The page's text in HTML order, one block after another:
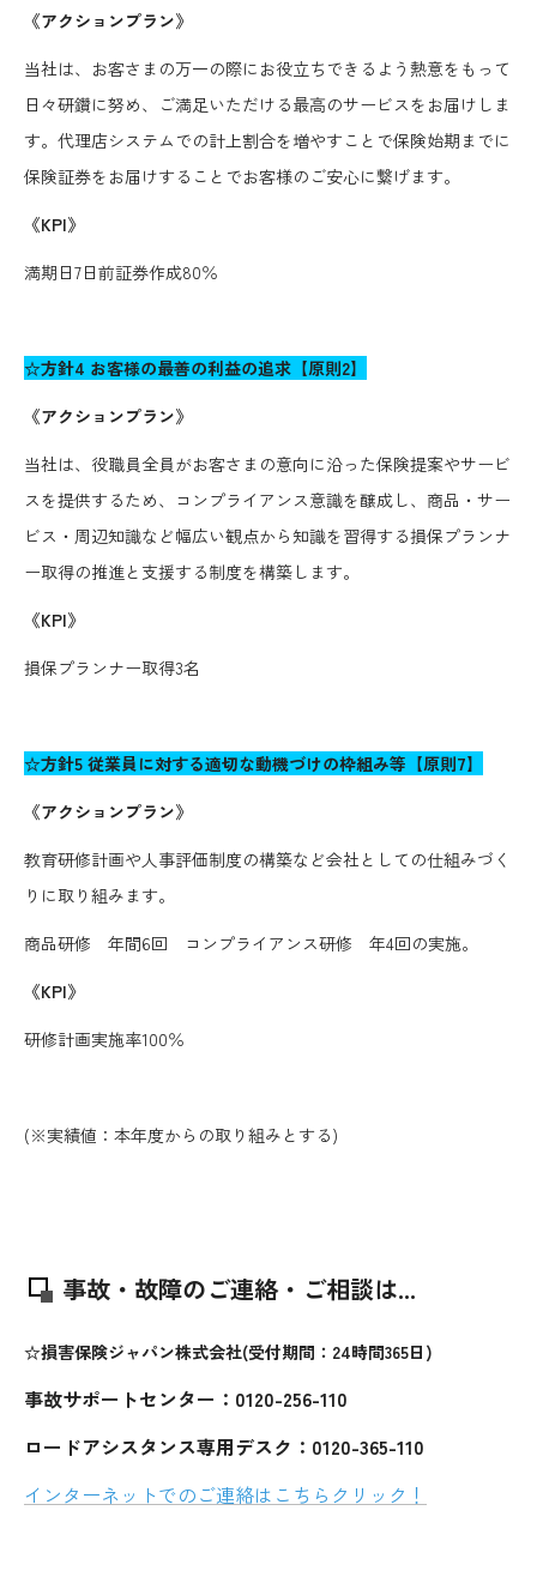
《アクションプラン》
当社は、お客さまの万一の際にお役立ちできるよう熱意をもって
日々研鑽に努め、ご満足いただける最高のサービスをお届けしま
す。代理店システムでの計上割合を増やすことで保険始期までに
保険証券をお届けすることでお客様のご安心に繋げます。
《KPI》
満期日7日前証券作成80％
☆方針4 お客様の最善の利益の追求【原則2】
《アクションプラン》
当社は、役職員全員がお客さまの意向に沿った保険提案やサービ
スを提供するため、コンプライアンス意識を醸成し、商品・サー
ビス・周辺知識など幅広い観点から知識を習得する損保プランナ
ー取得の推進と支援する制度を構築します。
《KPI》
損保プランナー取得3名
☆方針5 従業員に対する適切な動機づけの枠組み等【原則7】
《アクションプラン》
教育研修計画や人事評価制度の構築など会社としての仕組みづく
りに取り組みます。
商品研修 年間6回 コンプライアンス研修 年4回の実施。
《KPI》
研修計画実施率100％
(※実績値：本年度からの取り組みとする)
事故・故障のご連絡・ご相談は...
☆損害保険ジャパン株式会社(受付期間：24時間365日)
事故サポートセンター：0120-256-110
ロードアシスタンス専用デスク：0120-365-110
インターネットでのご連絡はこちらクリック！